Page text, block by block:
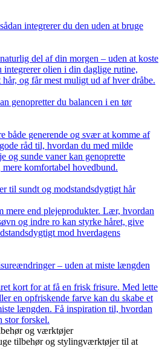
integrerer du den uden at bruge
del af din morgen – uden at koste
olien i din daglige rutine,
og får mest muligt ud af hver dråbe.
genopretter du balancen i en tør
både generende og svær at komme af
råd til, hvordan du med milde
og sunde vaner kan genoprette
mere komfortabel hovedbund.
til sundt og modstandsdygtigt hår
mere end plejeprodukter. Lær, hvordan
og indre ro kan styrke håret, give
mod hverdagens
– uden at miste længden
kort for at få en frisk frisure. Med lette
en opfriskende farve kan du skabe et
længden. Få inspiration til, hvordan
stor forskel.
og værktøjer
tilbehør og stylingværktøjer til at